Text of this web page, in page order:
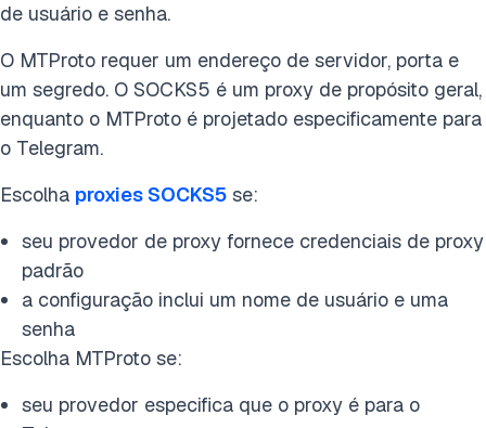
de usuário e senha.
O MTProto requer um endereço de servidor, porta e
um segredo. O SOCKS5 é um proxy de propósito geral,
enquanto o MTProto é projetado especificamente para
o Telegram.
Escolha proxies SOCKS5 se:
seu provedor de proxy fornece credenciais de proxy
padrão
a configuração inclui um nome de usuário e uma
senha
Escolha MTProto se:
seu provedor especifica que o proxy é para o